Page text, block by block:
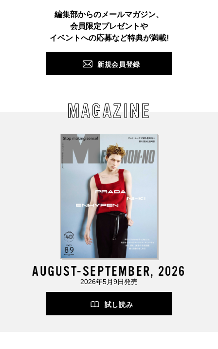
TikTok Facebook Pinterest LINE
編集部からのメールマガジン、
会員限定プレゼントや
イベントへの応募など特典が満載!
新規会員登録
MAGAZINE
AUGUST-SEPTEMBER, 2026
2026年5月9日発売
試し読み